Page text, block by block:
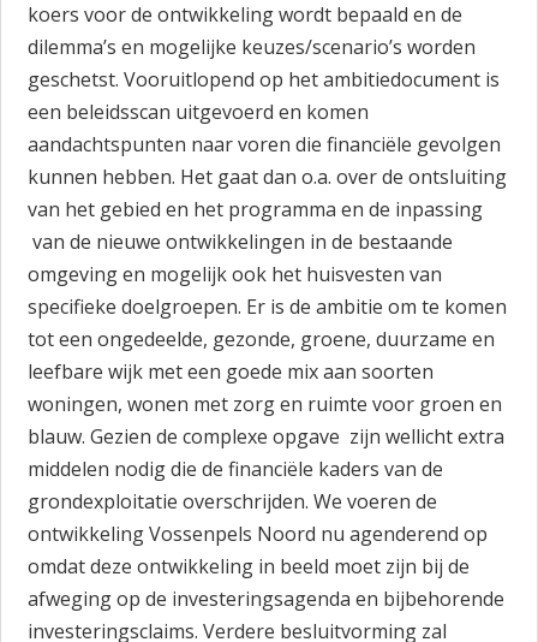
koers voor de ontwikkeling wordt bepaald en de
dilemma’s en mogelijke keuzes/scenario’s worden
geschetst. Vooruitlopend op het ambitiedocument is
een beleidsscan uitgevoerd en komen
aandachtspunten naar voren die financiële gevolgen
kunnen hebben. Het gaat dan o.a. over de ontsluiting
van het gebied en het programma en de inpassing
van de nieuwe ontwikkelingen in de bestaande
omgeving en mogelijk ook het huisvesten van
specifieke doelgroepen. Er is de ambitie om te komen
tot een ongedeelde, gezonde, groene, duurzame en
leefbare wijk met een goede mix aan soorten
woningen, wonen met zorg en ruimte voor groen en
blauw. Gezien de complexe opgave zijn wellicht extra
middelen nodig die de financiële kaders van de
grondexploitatie overschrijden. We voeren de
ontwikkeling Vossenpels Noord nu agenderend op
omdat deze ontwikkeling in beeld moet zijn bij de
afweging op de investeringsagenda en bijbehorende
investeringsclaims. Verdere besluitvorming zal